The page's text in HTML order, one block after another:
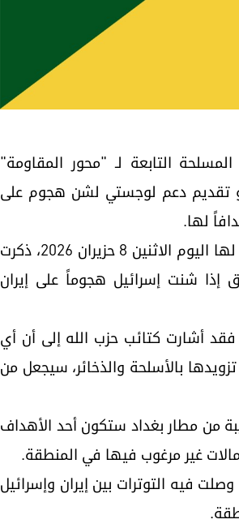
المسلحة التابعة لـ "محور المقاومة"
أو تقديم دعم لوجستي لشن هجوم على
لها.
ووجهت الفصائل المسلحة التابعة لمحور المقاومة تحذيراً في بيان لها اليوم الاثنين 8 حزيران 2026، ذكرت
إذا شنت إسرائيل هجوماً على إيران
مراسل "كوردستان 24" في بغداد، فقد أشارت كتائب حزب الله إلى أن أي
بالأسلحة والذخائر، سيجعل من
من مطار بغداد ستكون أحد الأهداف
غير مرغوب فيها في المنطقة.
فيه التوترات بين إيران وإسرائيل